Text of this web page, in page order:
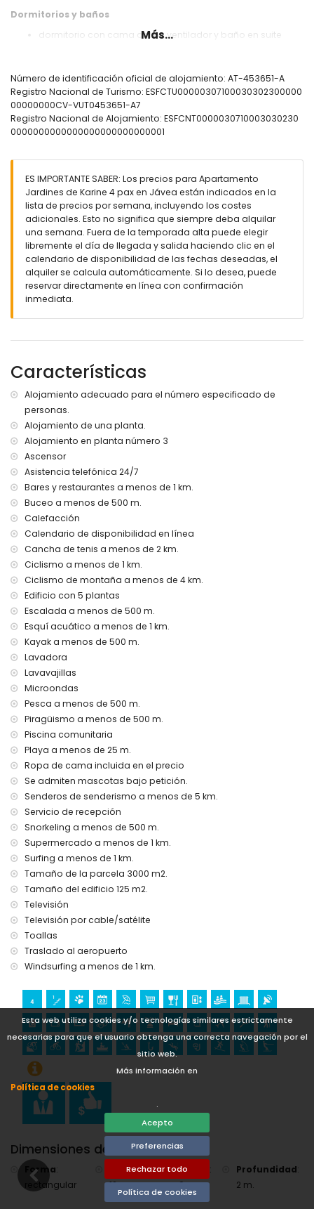
Esta web utiliza cookies y/o tecnologías similares estrictamente
necesarias para que el usuario obtenga una correcta navegación por el
sitio web.
Más información en
Política de cookies
.
Acepto
Preferencias
Rechazar todo
Política de cookies
Dormitorios y baños
dormitorio con cama doble, ventilador y baño en suite
combinación de ducha, bidé y inodoro
baño con lavabo individual, bañera con combinación de
ducha, bidé y inodoro
Exterior del apartamento
piscina comunitaria
ducha exterior
zona de estar al aire libre
espacio de aparcamiento cubierto comunitario
Más información
pueblo más cercano: Jávea (a menos de 3 kilómetros del
apartamento)
ribera u orilla más cercana: el Mar Mediterráneo, Jávea (a
menos de 25 metros del apartamento)
de 25 metros del apartamento)
kilómetros del apartamento)
kilómetros)
por favor consulte si se permiten mascotas
El edificio donde se encuentra el alojamiento tiene
ascensor.
El alojamiento es muy adecuado para familias con niños
Instalaciones y servicios incluidos en el precio de alquiler
del apartamento
aspiradora y plancha con tabla de planchar
ropa de cama y toallas
servicio de recepción y servicio de emergencia 24 horas
calefacción eléctrica
Instalaciones y servicios con cargo adicional
servicio de aeropuerto
cama extra y cama/cuna para niños (a petición)
Entretenimiento y actividades de ocio para tus vacaciones
en Jávea, Costa Blanca
paseo marítimo (El Arenal y Jávea) (a menos de 1000
metros de la casa)
cine, teatro, discoteca y bar (a menos de 5 kilómetros de la
casa)
Lugares de interés y cultura en Jávea, Costa Blanca
Puerto, Jávea), ruinas (Pueblo Histórico, Jávea),
monumento (Molinos de Viento, Jávea), edificio
arquitectónico (Histórico de Jávea), lugar histórico (Pueblo
Histórico y Jávea) (a menos de 5 kilómetros del
alojamiento)
castillo (Portal de la Vila y Denia) (a menos de 25 kilómetros
del alojamiento)
Deportes
ciclismo, escalada, canotaje, kayak, pesca, buceo, snorkel,
surf, windsurf y esquí acuático (a menos de 1000 metros del
apartamento)
tenis, senderismo y ciclismo de montaña (a menos de 5
kilómetros del apartamento)
golf (Club de Golf Jávea y Jávea) (a menos de 10
kilómetros del apartamento)
Más...
Número de identificación oficial de alojamiento: AT-453651-A
Registro Nacional de Turismo: ESFCTU00000307100030302300000
00000000CV-VUT0453651-A7
Registro Nacional de Alojamiento: ESFCNT0000030710003030230
0000000000000000000000000001
ES IMPORTANTE SABER: Los precios para Apartamento
Jardines de Karine 4 pax en Jávea están indicados en la
lista de precios por semana, incluyendo los costes
adicionales. Esto no significa que siempre deba alquilar
una semana. Fuera de la temporada alta puede elegir
libremente el día de llegada y salida haciendo clic en el
calendario de disponibilidad de las fechas deseadas, el
alquiler se calcula automáticamente. Si lo desea, puede
reservar directamente en línea con confirmación
inmediata.
Características
Alojamiento adecuado para el número especificado de
personas.
Alojamiento de una planta.
Alojamiento en planta número 3
Ascensor
Asistencia telefónica 24/7
Bares y restaurantes a menos de 1 km.
Buceo a menos de 500 m.
Calefacción
Calendario de disponibilidad en línea
Cancha de tenis a menos de 2 km.
Ciclismo a menos de 1 km.
Ciclismo de montaña a menos de 4 km.
Edificio con 5 plantas
Escalada a menos de 500 m.
Esquí acuático a menos de 1 km.
Kayak a menos de 500 m.
Lavadora
Lavavajillas
Microondas
Pesca a menos de 500 m.
Piragüismo a menos de 500 m.
Piscina comunitaria
Playa a menos de 25 m.
Ropa de cama incluida en el precio
Se admiten mascotas bajo petición.
Senderos de senderismo a menos de 5 km.
Servicio de recepción
Snorkeling a menos de 500 m.
Supermercado a menos de 1 km.
Surfing a menos de 1 km.
Tamaño de la parcela 3000 m2.
Tamaño del edificio 125 m2.
Televisión
Televisión por cable/satélite
Toallas
Traslado al aeropuerto
Windsurfing a menos de 1 km.
Dimensiones de la Piscina
Forma:
rectangular
Longitud:
12 m.
Ancho :
6 m.
Profundidad:
2 m.